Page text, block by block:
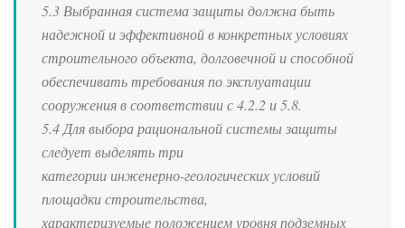
5.3 Выбранная система защиты должна быть
надежной и эффективной в конкретных условиях
строительного объекта, долговечной и способной
обеспечивать требования по эксплуатации
сооружения в соответствии с 4.2.2 и 5.8.
5.4 Для выбора рациональной системы защиты
следует выделять три
категории инженерно-геологических условий
площадки строительства,
характеризуемые положением уровня подземных